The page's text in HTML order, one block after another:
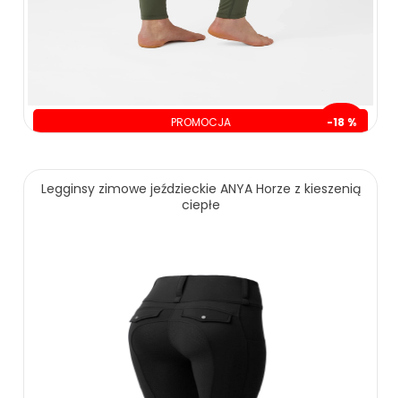
PROMOCJA -18 %
Legginsy zimowe jeździeckie ANYA Horze z kieszenią
ciepłe